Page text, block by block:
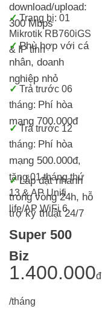
download/upload:
300 Mbps
✓Trang bị: 01
Mikrotik RB760iGS
& IP tĩnh
✓Phù hợp với cá
nhân, doanh
nghiệp nhỏ
✓ Trả trước 06
tháng: Phí hòa
mạng 700.000đ
✓ Trả trước 12
tháng: Phí hòa
mạng 500.000đ,
tặng 01 tháng thứ
13 & AP Unifi
life/AP WiFi 6
✓Lắp đặt nhanh
trong vòng 24h, hỗ
trợ kỹ thuật 24/7
Super 500
Biz
1.400.000đ
/tháng